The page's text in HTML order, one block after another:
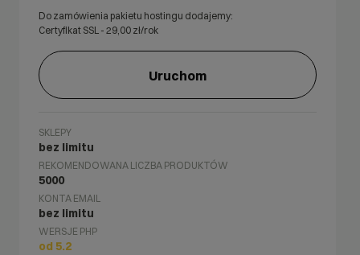
Do zamówienia pakietu hostingu dodajemy:
Certyfikat SSL - 29,00 zł/rok
Uruchom
SKLEPY
bez limitu
REKOMENDOWANA LICZBA PRODUKTÓW
5000
KONTA EMAIL
bez limitu
WERSJE PHP
od 5.2